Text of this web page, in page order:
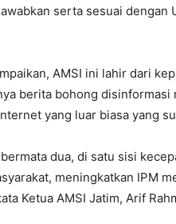
serta sesuai dengan
AMSI ini lahir dari
berita bohong disinformasi
yang luar biasa yang
dua, di satu sisi
meningkatkan IPM
Ketua AMSI Jatim, Arif